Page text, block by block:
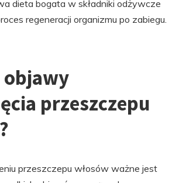
dieta bogata w składniki odżywcze
regeneracji organizmu po zabiegu.
objawy
przeszczepu
przeszczepu włosów ważne jest